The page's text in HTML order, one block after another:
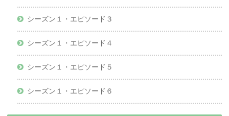
シーズン１・エピソード３
シーズン１・エピソード４
シーズン１・エピソード５
シーズン１・エピソード６